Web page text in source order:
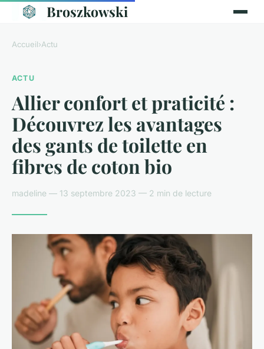
Broszkowski
Accueil›Actu
ACTU
Allier confort et praticité :
Découvrez les avantages
des gants de toilette en
fibres de coton bio
madeline — 13 septembre 2023 — 2 min de lecture